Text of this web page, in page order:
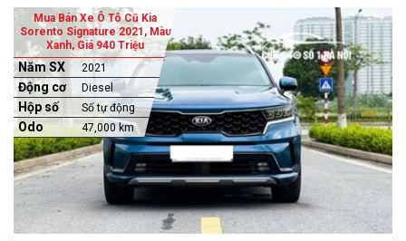
Mua Bán Xe Ô Tô Cũ Kia
Sorento Signature 2021, Màu
Xanh, Giá 940 Triệu
Năm SX 2021
Động cơ Diesel
Hộp số Số tự động
Odo 47,000 km